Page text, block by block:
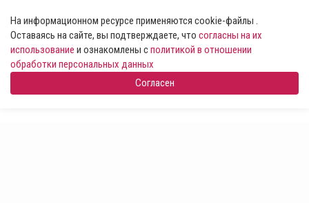
На информационном ресурсе применяются cookie-файлы .
Оставаясь на сайте, вы подтверждаете, что согласны на их
использование и ознакомлены сполитикой в отношении
обработки персональных данных
Согласен